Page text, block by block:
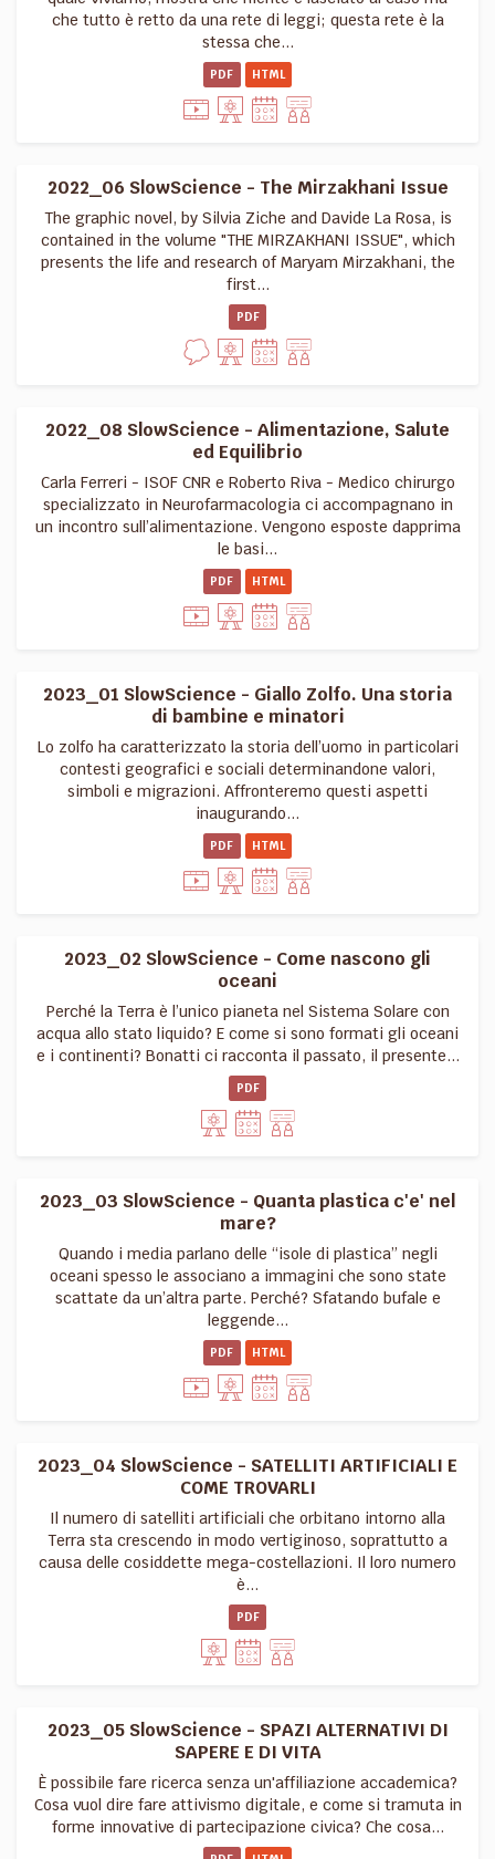
che tutto è retto da una rete di leggi; questa rete è la
stessa che...
PDF HTML
2022_06 SlowScience - The Mirzakhani Issue
The graphic novel, by Silvia Ziche and Davide La Rosa, is
contained in the volume "THE MIRZAKHANI ISSUE", which
presents the life and research of Maryam Mirzakhani, the
first...
PDF
2022_08 SlowScience - Alimentazione, Salute
ed Equilibrio
Carla Ferreri - ISOF CNR e Roberto Riva - Medico chirurgo
specializzato in Neurofarmacologia ci accompagnano in
un incontro sull’alimentazione. Vengono esposte dapprima
le basi...
PDF HTML
2023_01 SlowScience - Giallo Zolfo. Una storia
di bambine e minatori
Lo zolfo ha caratterizzato la storia dell’uomo in particolari
contesti geografici e sociali determinandone valori,
simboli e migrazioni. Affronteremo questi aspetti
inaugurando...
PDF HTML
2023_02 SlowScience - Come nascono gli
oceani
Perché la Terra è l’unico pianeta nel Sistema Solare con
acqua allo stato liquido? E come si sono formati gli oceani
e i continenti? Bonatti ci racconta il passato, il presente...
PDF
2023_03 SlowScience - Quanta plastica c'e' nel
mare?
Quando i media parlano delle “isole di plastica” negli
oceani spesso le associano a immagini che sono state
scattate da un’altra parte. Perché? Sfatando bufale e
leggende...
PDF HTML
2023_04 SlowScience - SATELLITI ARTIFICIALI E
COME TROVARLI
Il numero di satelliti artificiali che orbitano intorno alla
Terra sta crescendo in modo vertiginoso, soprattutto a
causa delle cosiddette mega-costellazioni. Il loro numero
è...
PDF
2023_05 SlowScience - SPAZI ALTERNATIVI DI
SAPERE E DI VITA
È possibile fare ricerca senza un'affiliazione accademica?
Cosa vuol dire fare attivismo digitale, e come si tramuta in
forme innovative di partecipazione civica? Che cosa...